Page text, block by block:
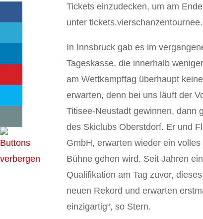
Tickets einzudecken, um am
unter
In Innsbruck gab es im
Tageskasse, die innerhalb
am Wettkampftag überhaupt
erwarten, denn bei uns läuft der
Titisee-Neustadt gewinnen, dann
des Skiclubs Oberstdorf. Er und
GmbH, erwarten wieder ein
Bühne gehen wird. Seit Jahren
Qualifikation am Tag zuvor,
neuen Rekord und erwarten
einzigartig“, so Stern.